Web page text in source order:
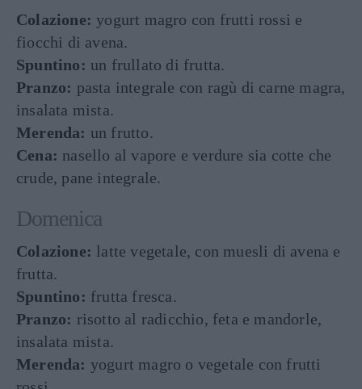
Colazione: yogurt magro con frutti rossi e
fiocchi di avena.
Spuntino: un frullato di frutta.
Pranzo: pasta integrale con ragù di carne magra,
insalata mista.
Merenda: un frutto.
Cena: nasello al vapore e verdure sia cotte che
crude, pane integrale.
Domenica
Colazione: latte vegetale, con muesli di avena e
frutta.
Spuntino: frutta fresca.
Pranzo: risotto al radicchio, feta e mandorle,
insalata mista.
Merenda: yogurt magro o vegetale con frutti